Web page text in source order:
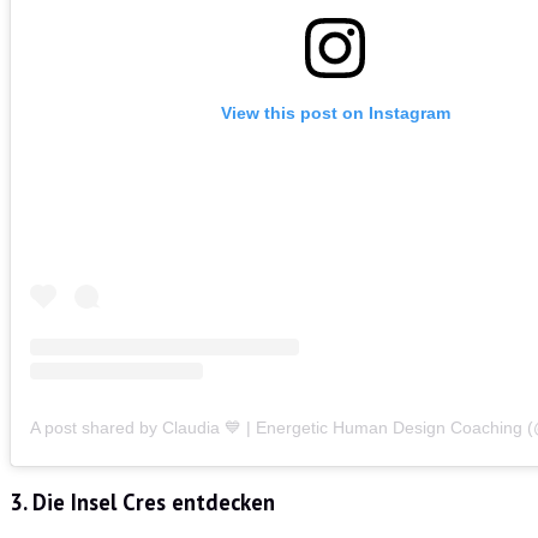
View this post on Instagram
3. Die Insel Cres entdecken